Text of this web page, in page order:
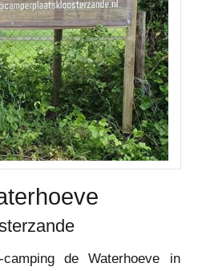
de Waterhoeve in